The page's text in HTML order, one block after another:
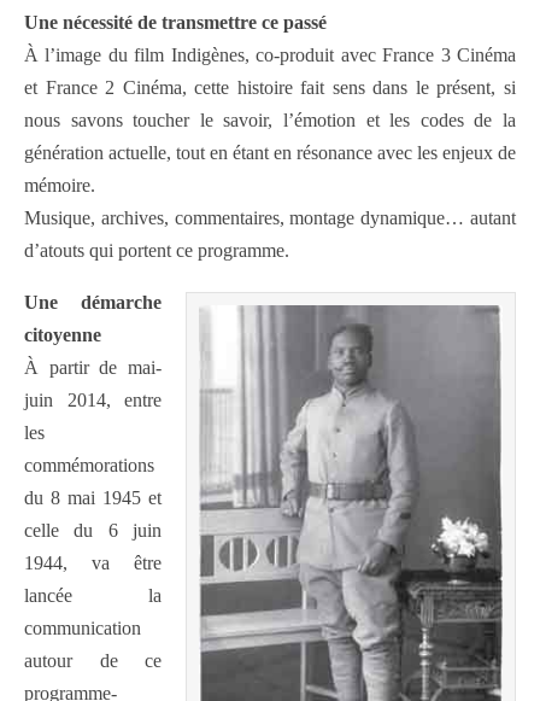
Une nécessité de transmettre ce passé
À l’image du film Indigènes, co-produit avec France 3 Cinéma
et France 2 Cinéma, cette histoire fait sens dans le présent, si
nous savons toucher le savoir, l’émotion et les codes de la
génération actuelle, tout en étant en résonance avec les enjeux de
mémoire.
Musique, archives, commentaires, montage dynamique… autant
d’atouts qui portent ce programme.
Une démarche
citoyenne
À partir de mai-
juin 2014, entre
les
commémorations
du 8 mai 1945 et
celle du 6 juin
1944, va être
lancée la
communication
autour de ce
programme-